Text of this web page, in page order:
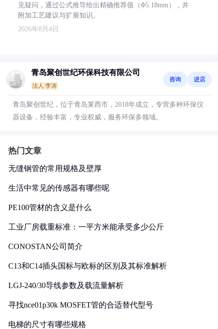
见疑问，通过公式推导给出精确推荐值（Φ5.18mm），并
附加工艺建议与扩展知识。
2026年8月4日
青岛聚创世纪环保科技有限公司
法人:李涛
咨询 进店
青岛聚创世纪，位于青岛莱西市，2018年成立，专营多种环保仪
器设备，经验丰富，专业权威，服务环保多领域。
热门文章
无缝钢管的常用规格及壁厚
生活中常见的传感器有哪些呢
PE100管材的含义是什么
工业厂房载重标准：一平方米能承受多少公斤
CONOSTAN公司简介
C13和C14插头国标与欧标的区别及其标准解析
LGJ-240/30导线参数及载流量解析
寻找nce01p30k MOSFET管的合适替代型号
电梯的尺寸有哪些规格